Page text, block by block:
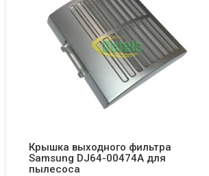
Крышка выходного фильтра
Samsung DJ64-00474A для
пылесоса